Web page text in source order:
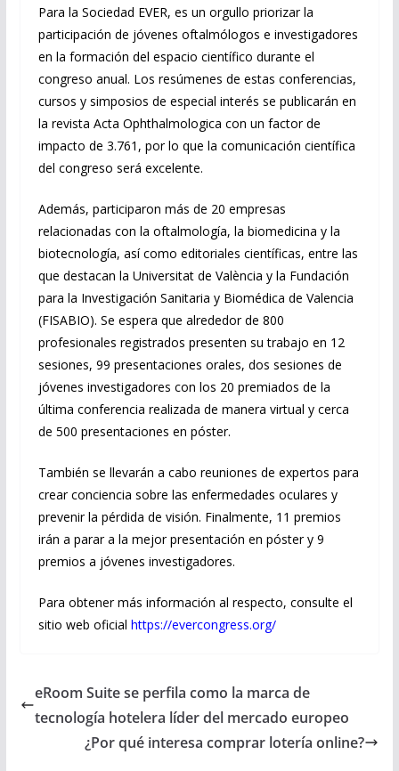
Para la Sociedad EVER, es un orgullo priorizar la
participación de jóvenes oftalmólogos e investigadores
en la formación del espacio científico durante el
congreso anual. Los resúmenes de estas conferencias,
cursos y simposios de especial interés se publicarán en
la revista Acta Ophthalmologica con un factor de
impacto de 3.761, por lo que la comunicación científica
del congreso será excelente.
Además, participaron más de 20 empresas
relacionadas con la oftalmología, la biomedicina y la
biotecnología, así como editoriales científicas, entre las
que destacan la Universitat de València y la Fundación
para la Investigación Sanitaria y Biomédica de Valencia
(FISABIO). Se espera que alrededor de 800
profesionales registrados presenten su trabajo en 12
sesiones, 99 presentaciones orales, dos sesiones de
jóvenes investigadores con los 20 premiados de la
última conferencia realizada de manera virtual y cerca
de 500 presentaciones en póster.
También se llevarán a cabo reuniones de expertos para
crear conciencia sobre las enfermedades oculares y
prevenir la pérdida de visión. Finalmente, 11 premios
irán a parar a la mejor presentación en póster y 9
premios a jóvenes investigadores.
Para obtener más información al respecto, consulte el
sitio web oficial https://evercongress.org/
eRoom Suite se perfila como la marca de
tecnología hotelera líder del mercado europeo
¿Por qué interesa comprar lotería online?